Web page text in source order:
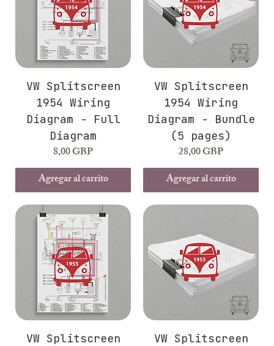
VW Splitscreen
1954 Wiring
Diagram - Full
Diagram
Precio
8,00 GBP
Agregar al carrito
VW Splitscreen
1954 Wiring
Diagram - Bundle
(5 pages)
Precio
28,00 GBP
Agregar al carrito
VW Splitscreen
VW Splitscreen